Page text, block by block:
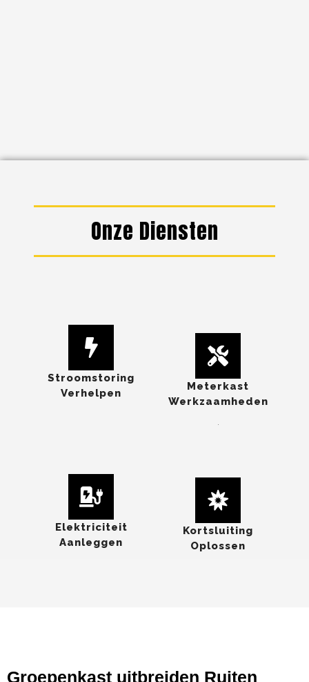
Onze Diensten
Stroomstoring
Verhelpen
Meterkast
Werkzaamheden
Elektriciteit
Aanleggen
Kortsluiting
Oplossen
Groepenkast uitbreiden Ruiten